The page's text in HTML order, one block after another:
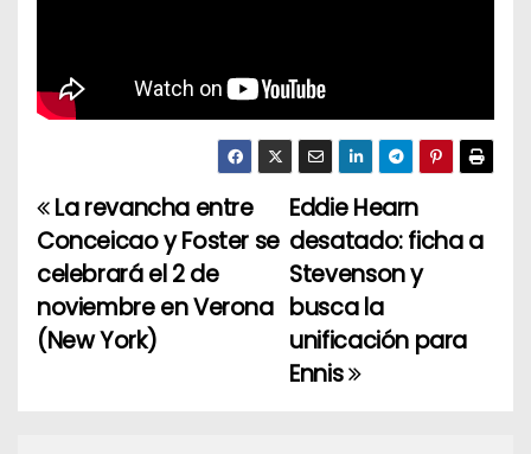
N
a
v
e
Eddie Hearn
desatado: ficha a
Stevenson y
busca la
unificación para
Ennis
La revancha entre
Conceicao y Foster se
celebrará el 2 de
noviembre en Verona
(New York)